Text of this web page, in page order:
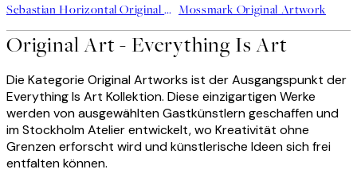
Sebastian Horizontal Original Artwork Mossmark Original Artwork
Original Art - Everything Is Art
Die Kategorie Original Artworks ist der Ausgangspunkt der
Everything Is Art Kollektion. Diese einzigartigen Werke
werden von ausgewählten Gastkünstlern geschaffen und
im Stockholm Atelier entwickelt, wo Kreativität ohne
Grenzen erforscht wird und künstlerische Ideen sich frei
entfalten können.